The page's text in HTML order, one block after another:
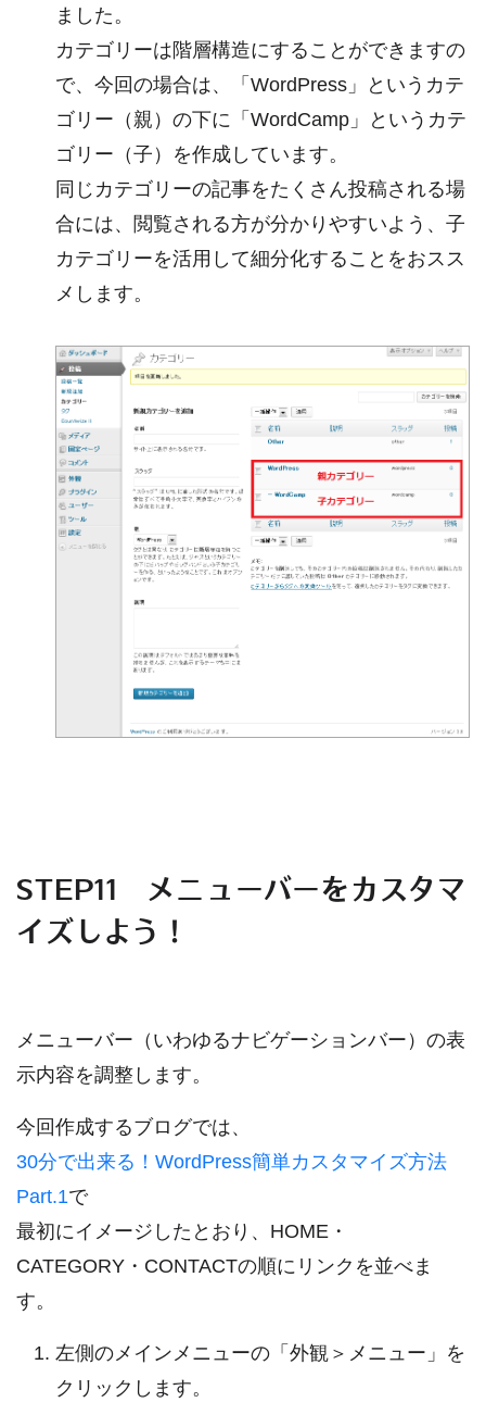
ました。
カテゴリーは階層構造にすることができますの
で、今回の場合は、「WordPress」というカテ
ゴリー（親）の下に「WordCamp」というカテ
ゴリー（子）を作成しています。
同じカテゴリーの記事をたくさん投稿される場
合には、閲覧される方が分かりやすいよう、子
カテゴリーを活用して細分化することをおスス
メします。
STEP11 メニューバーをカスタマ
イズしよう！
メニューバー（いわゆるナビゲーションバー）の表
示内容を調整します。
今回作成するブログでは、
30分で出来る！WordPress簡単カスタマイズ方法
Part.1で
最初にイメージしたとおり、HOME・
CATEGORY・CONTACTの順にリンクを並べま
す。
左側のメインメニューの「外観＞メニュー」を
クリックします。